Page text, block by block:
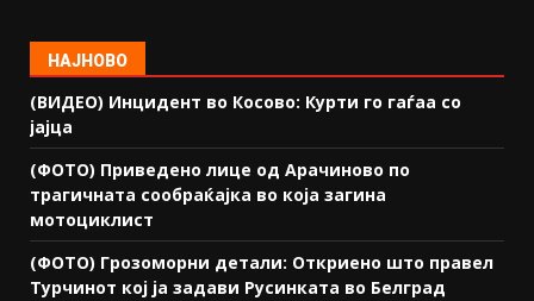
НАЈНОВО
(ВИДЕО) Инцидент во Косово: Курти го гаѓаа со
јајца
(ФОТО) Приведено лице од Арачиново по
трагичната сообраќајка во која загина
мотоциклист
(ФОТО) Грозоморни детали: Откриено што правел
Турчинот кој ја задави Русинката во Белград